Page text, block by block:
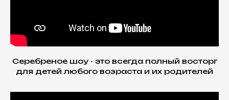
Серебреное шоу - это всегда полный восторг
для детей любого возраста и их родителей